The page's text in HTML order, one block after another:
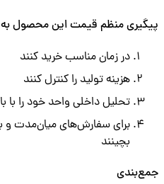
پیگیری منظم قیمت این محصول
در زمان مناسب خرید کنند
هزینه تولید را کنترل کنند
تحلیل داخلی واحد خود را با
برای سفارش‌های میان‌مدت و
بچینند
جمع‌بندی